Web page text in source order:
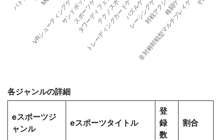
各ジャンルの詳細
eスポーツジ
ャンル
eスポーツタイトル
登
録
数
割合